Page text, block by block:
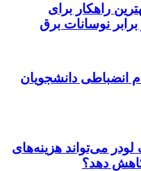
راهکار برای
نوسانات برق
انضباطی دانشجویان
می‌تواند هزینه‌های
کاهش دهد؟